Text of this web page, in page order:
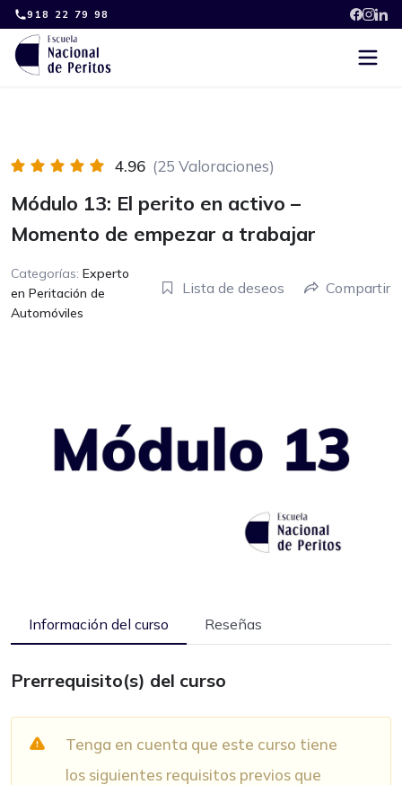
Skip
to
content
918 22 79 98
4.96 (25 Valoraciones)
Módulo 13: El perito en activo –
Momento de empezar a trabajar
Categorías: Experto
en Peritación de
Automóviles
Lista de deseos Compartir
Información del curso Reseñas
Prerrequisito(s) del curso
Tenga en cuenta que este curso tiene
los siguientes requisitos previos que